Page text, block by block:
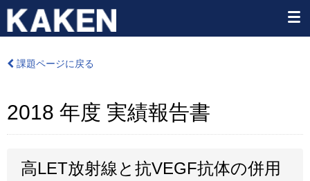
課題ページに戻る
2018 年度 実績報告書
高LET放射線と抗VEGF抗体の併用